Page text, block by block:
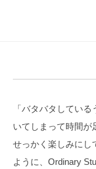
「バタバタしてい
いてしまって時間が
せっかく楽しみにし
ように、Ordinary